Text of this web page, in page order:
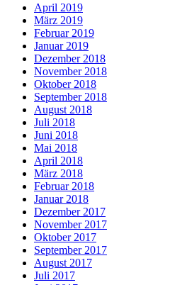
April 2019
März 2019
Februar 2019
Januar 2019
Dezember 2018
November 2018
Oktober 2018
September 2018
August 2018
Juli 2018
Juni 2018
Mai 2018
April 2018
März 2018
Februar 2018
Januar 2018
Dezember 2017
November 2017
Oktober 2017
September 2017
August 2017
Juli 2017